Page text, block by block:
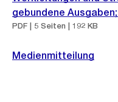
gebundene
PDF | 5 Seiten | 192 KB
Medienmitteilung